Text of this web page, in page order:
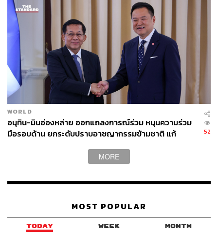
ความเป็น ‘รัฐอิสระ’ และวางจุดยืนเป็นกลางให้มั่นคง เพื่อ
รักษาเสถียรภาพทางเศรษฐกิจในระยะยาว
พร้อมเสนอให้เร่งรณรงค์การใช้สินค้าไทย เพื่อช่วยพยุงภาค
อุตสาหกรรมในช่วงเศรษฐกิจชะลอตัว โดยมองว่าการรักษา
ปริมาณการผลิตในประเทศจะช่วยเพิ่ม ‘ผลิตภาพ’ หรือ
Productivity และทำให้เม็ดเงินหมุนเวียนอยู่ในระบบเศรษฐกิจ
ไทยมากขึ้น
นอกจากนี้ ยังเสนอให้รัฐบาลผลักดันเศรษฐกิจสร้างสรรค์
(Creative Economy) อย่างจริงจัง เนื่องจากเชื่อว่า คอนเทนต์
อย่าง Netflix และมองว่าเป็นจุดแข็งที่ไทยสามารถต่อยอดได้
ขณะเดียวกัน ก็ได้เรียกร้องให้รัฐบาลเร่งประกาศแผนพัฒนา
และการลงทุนในอนาคตอีกด้วย
WORLD
อนุทิน-มินอ่องหล่าย ออกแถลงการณ์ร่วม หนุนความร่วม
มือรอบด้าน ยกระดับปราบอาชญากรรมข้ามชาติ แก้
52
MORE
MOST POPULAR
TODAY WEEK MONTH